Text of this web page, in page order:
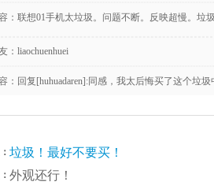
：联想01手机太垃圾。问题不断。反映超慢。垃
： liaochuenhuei
：回复[huhuadaren]:同感，我太后悔买了这个垃
垃圾！最好不要买！
外观还行！